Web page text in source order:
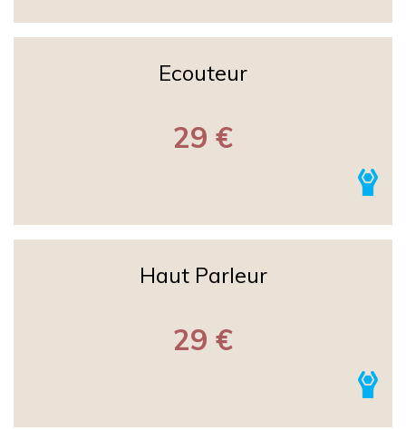
Ecouteur
29 €
Haut Parleur
29 €